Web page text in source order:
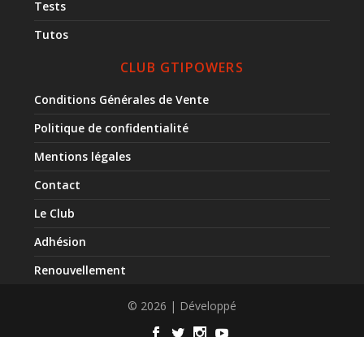
Tests
Tutos
CLUB GTIPOWERS
Conditions Générales de Vente
Politique de confidentialité
Mentions légales
Contact
Le Club
Adhésion
Renouvellement
© 2026 | Développé